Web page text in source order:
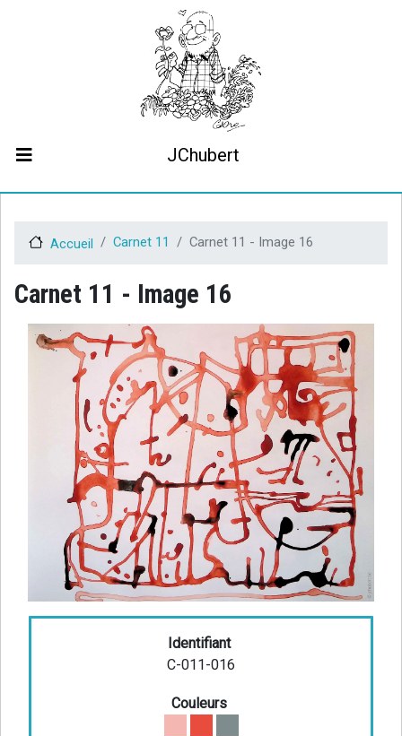
Aller
au
contenu
principal
JChubert
Biographie
ContactAccueil Carnet 11 Carnet 11 - Image 16
Carnet 11 - Image 16
Identifiant
C-011-016
Couleurs